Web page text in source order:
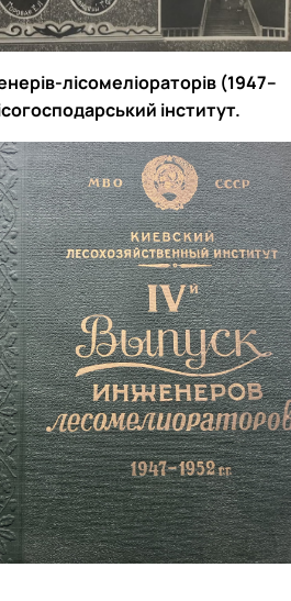
лісомеліораторів (1947–
інститут.